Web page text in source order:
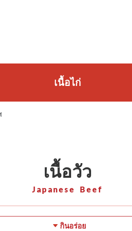
เนื้อไก่
เนื้อวัว
Japanese Beef
กินอร่อย